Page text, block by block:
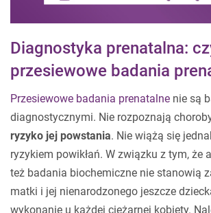
Diagnostyka prenatalna:
przesiewowe badania
Przesiewowe badania prenatalne nie są
diagnostycznymi. Nie rozpoznają
ryzyko jej powstania. Nie wiążą się
ryzykiem powikłań. W związku z tym, że
też badania biochemiczne nie stanowią
matki i jej nienarodzonego jeszcze
wykonanie u każdej ciężarnej kobiety.